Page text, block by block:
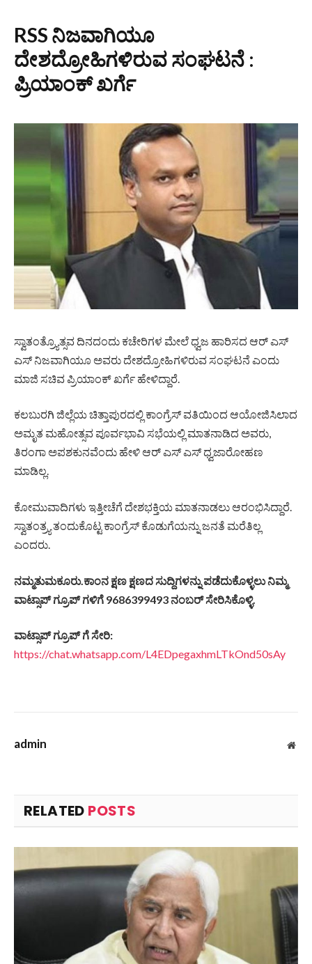
RSS ನಿಜವಾಗಿಯೂ
ದೇಶದ್ರೋಹಿಗಳಿರುವ ಸಂಘಟನೆ :
ಪ್ರಿಯಾಂಕ್ ಖರ್ಗೆ
ಸ್ವಾತಂತ್ರ್ಯೊತ್ಸವ ದಿನದಂದು ಕಚೇರಿಗಳ ಮೇಲೆ ಧ್ವಜ ಹಾರಿಸದ ಆರ್‌ ಎಸ್‌
ಎಸ್‌ ನಿಜವಾಗಿಯೂ ಅವರು ದೇಶದ್ರೋಹಿಗಳಿರುವ ಸಂಘಟನೆ ಎಂದು
ಮಾಜಿ ಸಚಿವ ಪ್ರಿಯಾಂಕ್‌ ಖರ್ಗೆ ಹೇಳಿದ್ದಾರೆ.
ಕಲಬುರಗಿ ಜಿಲ್ಲೆಯ ಚಿತ್ತಾಪುರದಲ್ಲಿ ಕಾಂಗ್ರೆಸ್‌ ವತಿಯಿಂದ ಆಯೋಜಿಸಿಲಾದ
ಅಮೃತ ಮಹೋತ್ಸವ ಪೂರ್ವಭಾವಿ ಸಭೆಯಲ್ಲಿ ಮಾತನಾಡಿದ ಅವರು,
ತಿರಂಗಾ ಅಪಶಕುನವೆಂದು ಹೇಳಿ ಆರ್‌ ಎಸ್‌ ಎಸ್‌ ಧ್ವಜಾರೋಹಣ
ಮಾಡಿಲ್ಲ.
ಕೋಮುವಾದಿಗಳು ಇತ್ತೀಚೆಗೆ ದೇಶಭಕ್ತಿಯ ಮಾತನಾಡಲು ಆರಂಭಿಸಿದ್ದಾರೆ.
ಸ್ವಾತಂತ್ರ್ಯ ತಂದುಕೊಟ್ಟ ಕಾಂಗ್ರೆಸ್‌ ಕೊಡುಗೆಯನ್ನು ಜನತೆ ಮರೆತಿಲ್ಲ
ಎಂದರು.
ನಮ್ಮತುಮಕೂರು.ಕಾಂನ ಕ್ಷಣ ಕ್ಷಣದ ಸುದ್ದಿಗಳನ್ನು ಪಡೆದುಕೊಳ್ಳಲು ನಿಮ್ಮ
ವಾಟ್ಸಾಪ್ ಗ್ರೂಪ್ ಗಳಿಗೆ 9686399493 ನಂಬರ್ ಸೇರಿಸಿಕೊಳ್ಳಿ.
ವಾಟ್ಸಾಪ್ ಗ್ರೂಪ್ ಗೆ ಸೇರಿ:
https://chat.whatsapp.com/L4EDpegaxhmLTkOnd50sAy
admin
RELATED POSTS